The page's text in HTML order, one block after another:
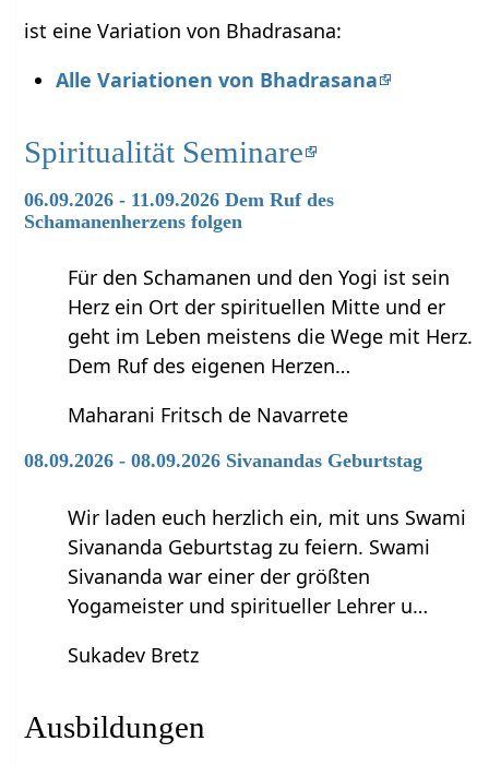
ist eine Variation von Bhadrasana:
Alle Variationen von Bhadrasana
Spiritualität Seminare
06.09.2026 - 11.09.2026 Dem Ruf des
Schamanenherzens folgen
Für den Schamanen und den Yogi ist sein
Herz ein Ort der spirituellen Mitte und er
geht im Leben meistens die Wege mit Herz.
Dem Ruf des eigenen Herzen…
Maharani Fritsch de Navarrete
08.09.2026 - 08.09.2026 Sivanandas Geburtstag
Wir laden euch herzlich ein, mit uns Swami
Sivananda Geburtstag zu feiern. Swami
Sivananda war einer der größten
Yogameister und spiritueller Lehrer u…
Sukadev Bretz
Ausbildungen